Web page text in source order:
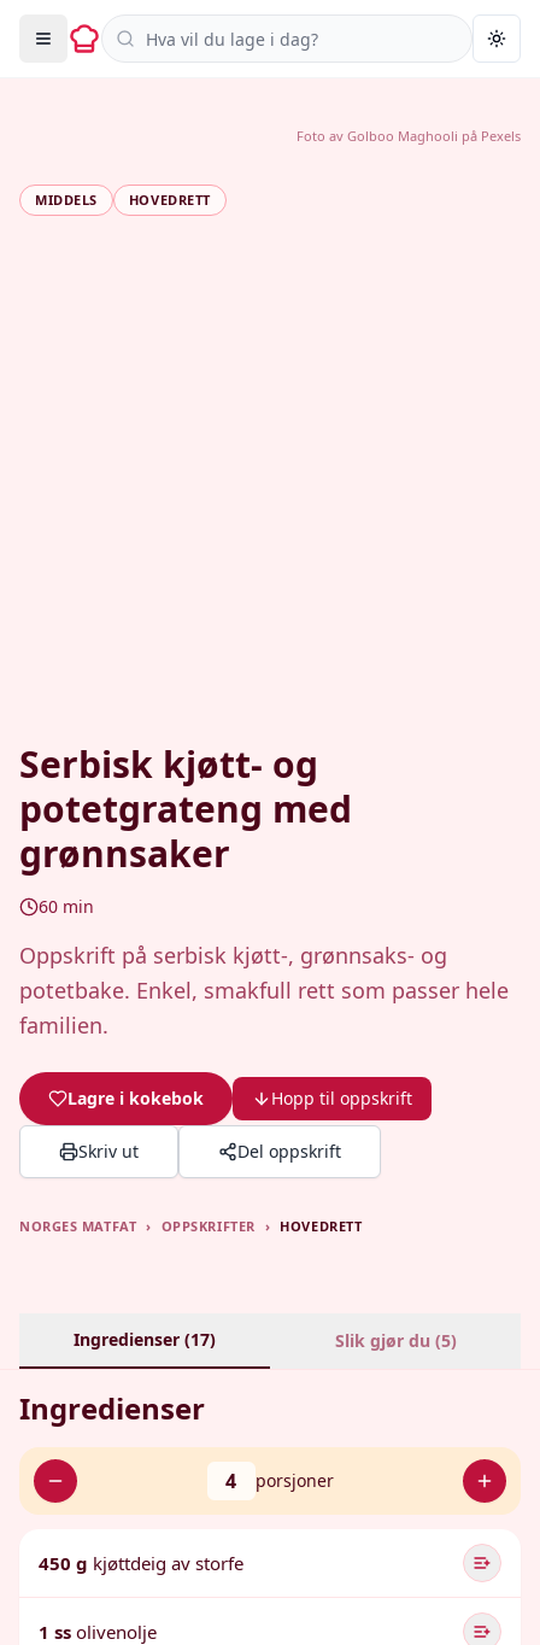
Søk i oppskrifter
MIDDELS HOVEDRETT
Serbisk kjøtt- og
potetgrateng med
grønnsaker
60 min
Oppskrift på serbisk kjøtt-, grønnsaks- og
potetbake. Enkel, smakfull rett som passer hele
familien.
Lagre i kokebok Hopp til oppskrift
Skriv ut Del oppskrift
Foto av Golboo Maghooli på Pexels
NORGES MATFAT › OPPSKRIFTER › HOVEDRETT
Ingredienser (17) Slik gjør du (5)
Ingredienser
4 porsjoner
450 g kjøttdeig av storfe
1 ss olivenolje